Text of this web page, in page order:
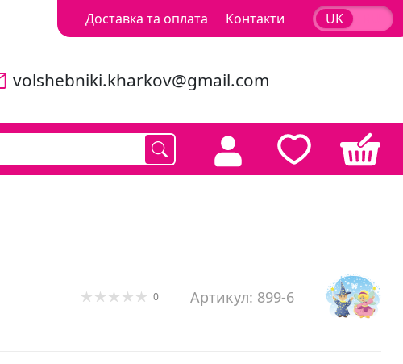
Доставка та оплата Контакти UK
volshebniki.kharkov@gmail.com
0 Артикул: 899-6